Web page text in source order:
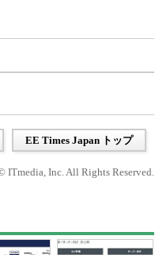
EE Times Japan トップ
ITmedia, Inc. All Rights Reserved.